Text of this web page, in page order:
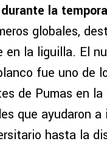
la
globales,
en la liguilla. El
fue uno de
de Pumas en
que ayudaron a
hasta la